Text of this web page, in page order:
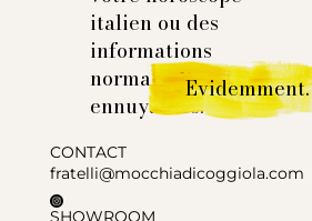
italien ou des
informations
normales et
ennuyantes.
Evidemment.
CONTACT
fratelli@mocchiadicoggiola.com
SHOWROOM